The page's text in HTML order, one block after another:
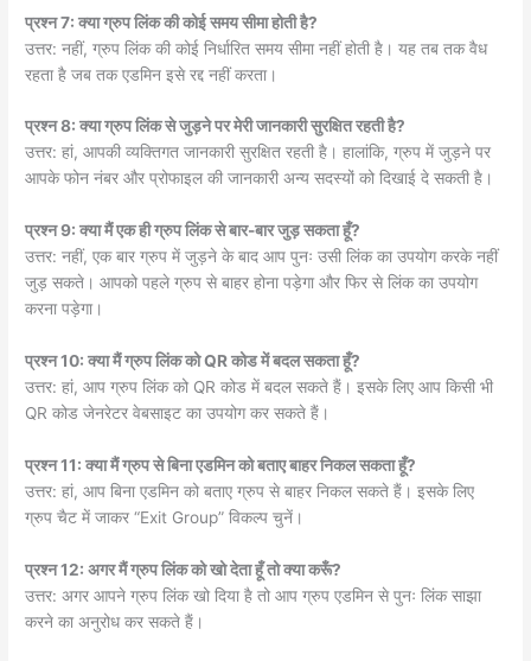
प्रश्न 7: क्या ग्रुप लिंक की कोई समय सीमा होती है?
उत्तर: नहीं, ग्रुप लिंक की कोई निर्धारित समय सीमा नहीं होती है। यह तब तक वैध
रहता है जब तक एडमिन इसे रद्द नहीं करता।
प्रश्न 8: क्या ग्रुप लिंक से जुड़ने पर मेरी जानकारी सुरक्षित रहती है?
उत्तर: हां, आपकी व्यक्तिगत जानकारी सुरक्षित रहती है। हालांकि, ग्रुप में जुड़ने पर
आपके फोन नंबर और प्रोफाइल की जानकारी अन्य सदस्यों को दिखाई दे सकती है।
प्रश्न 9: क्या मैं एक ही ग्रुप लिंक से बार-बार जुड़ सकता हूँ?
उत्तर: नहीं, एक बार ग्रुप में जुड़ने के बाद आप पुनः उसी लिंक का उपयोग करके नहीं
जुड़ सकते। आपको पहले ग्रुप से बाहर होना पड़ेगा और फिर से लिंक का उपयोग
करना पड़ेगा।
प्रश्न 10: क्या मैं ग्रुप लिंक को QR कोड में बदल सकता हूँ?
उत्तर: हां, आप ग्रुप लिंक को QR कोड में बदल सकते हैं। इसके लिए आप किसी भी
QR कोड जेनरेटर वेबसाइट का उपयोग कर सकते हैं।
प्रश्न 11: क्या मैं ग्रुप से बिना एडमिन को बताए बाहर निकल सकता हूँ?
उत्तर: हां, आप बिना एडमिन को बताए ग्रुप से बाहर निकल सकते हैं। इसके लिए
ग्रुप चैट में जाकर “Exit Group” विकल्प चुनें।
प्रश्न 12: अगर मैं ग्रुप लिंक को खो देता हूँ तो क्या करूँ?
उत्तर: अगर आपने ग्रुप लिंक खो दिया है तो आप ग्रुप एडमिन से पुनः लिंक साझा
करने का अनुरोध कर सकते हैं।